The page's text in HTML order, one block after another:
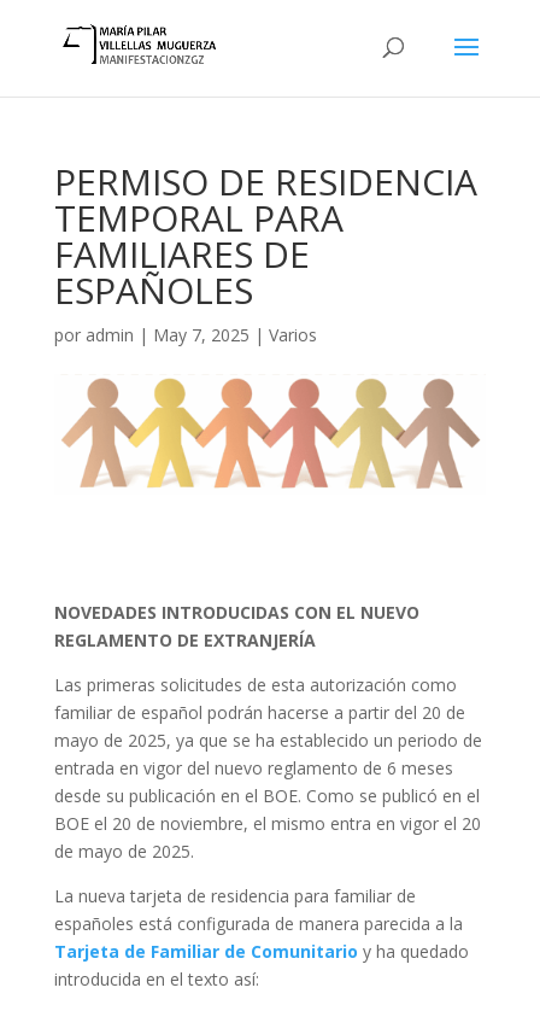
PERMISO DE RESIDENCIA
TEMPORAL PARA
FAMILIARES DE
ESPAÑOLES
por admin | May 7, 2025 | Varios
NOVEDADES INTRODUCIDAS CON EL NUEVO
REGLAMENTO DE EXTRANJERÍA
Las primeras solicitudes de esta autorización como
familiar de español podrán hacerse a partir del 20 de
mayo de 2025, ya que se ha establecido un periodo de
entrada en vigor del nuevo reglamento de 6 meses
desde su publicación en el BOE. Como se publicó en el
BOE el 20 de noviembre, el mismo entra en vigor el 20
de mayo de 2025.
La nueva tarjeta de residencia para familiar de
españoles está configurada de manera parecida a la
Tarjeta de Familiar de Comunitario y ha quedado
introducida en el texto así: